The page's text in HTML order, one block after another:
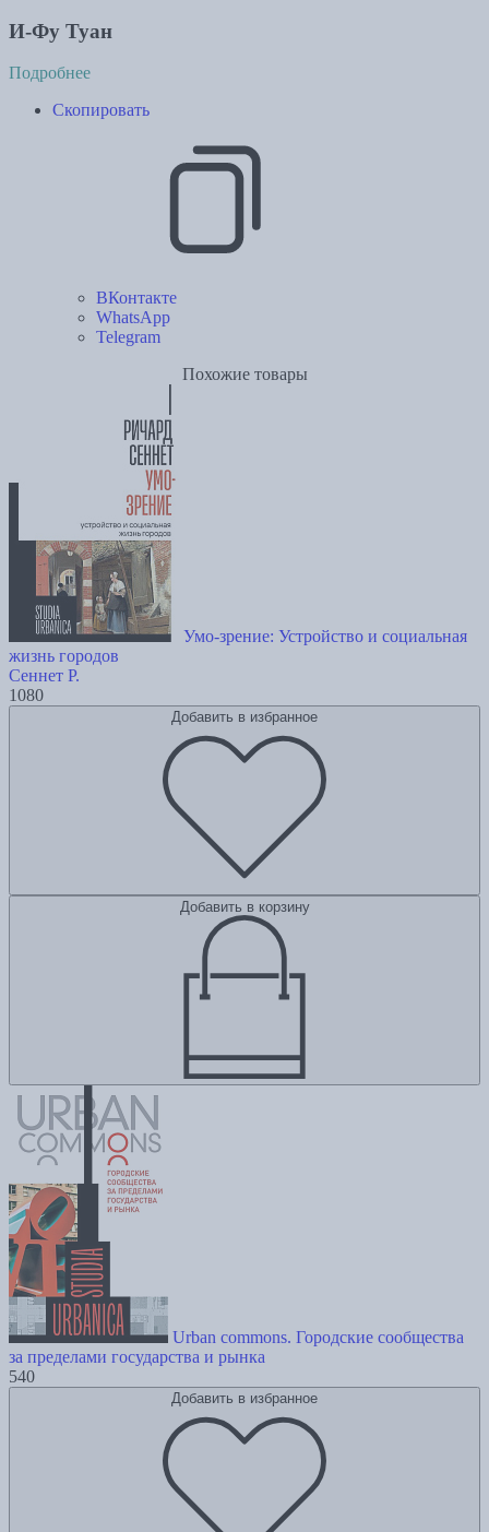
И-Фу Туан
Подробнее
Скопировать
ВКонтакте
WhatsApp
Telegram
Похожие товары
Умо-зрение: Устройство и социальная
жизнь городов
Сеннет Р.
1080
Добавить в избранное
Добавить в корзину
Urban commons. Городские сообщества
за пределами государства и рынка
540
Добавить в избранное